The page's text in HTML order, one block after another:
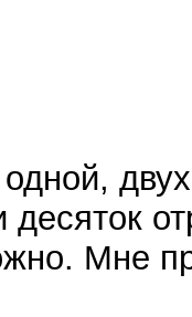
десяток
Мне